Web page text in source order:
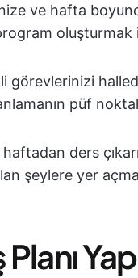
ve hafta
oluşturmak
görevlerinizi
püf
ders
şeylere yer